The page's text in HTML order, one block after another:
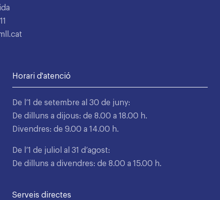
Horari d'atenció
De l’1 de setembre al 30 de juny:
De dilluns a dijous: de 8.00 a 18.00 h.
Divendres: de 9.00 a 14.00 h.
De l’1 de juliol al 31 d’agost:
De dilluns a divendres: de 8.00 a 15.00 h.
Serveis directes